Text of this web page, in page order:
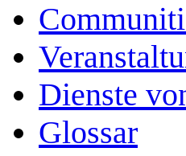
Dienste
Glossar